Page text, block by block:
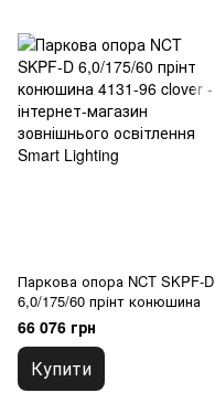
Паркова опора NCT SKPF-D
6,0/175/60 прінт конюшина
66 076 грн
Купити